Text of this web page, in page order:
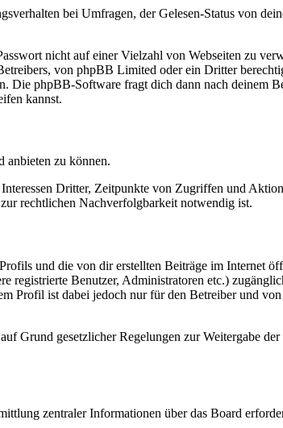
bei Umfragen, der Gelesen-Status von
nicht auf einer Vielzahl von Webseiten zu
von phpBB Limited oder ein Dritter
Die phpBB-Software fragt dich dann nach deinem
kannst.
anbieten zu können.
Dritter, Zeitpunkte von Zugriffen und
rechtlichen Nachverfolgbarkeit notwendig ist.
und die von dir erstellten Beiträge im Internet
registrierte Benutzer, Administratoren etc.)
Profil ist dabei jedoch nur für den Betreiber und
Grund gesetzlicher Regelungen zur Weitergabe
zentraler Informationen über das Board